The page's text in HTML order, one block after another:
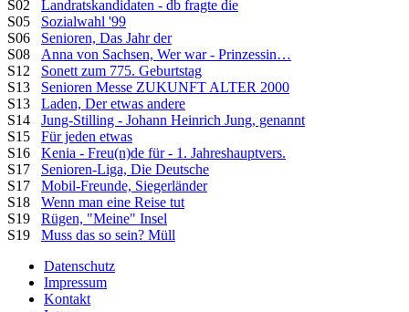
S02 Landratskandidaten - db fragte die
S05 Sozialwahl '99
S06 Senioren, Das Jahr der
S08 Anna von Sachsen, Wer war - Prinzessin…
S12 Sonett zum 775. Geburtstag
S13 Senioren Messe ZUKUNFT ALTER 2000
S13 Laden, Der etwas andere
S14 Jung-Stilling - Johann Heinrich Jung, genannt
S15 Für jeden etwas
S16 Kenia - Freu(n)de für - 1. Jahreshauptvers.
S17 Senioren-Liga, Die Deutsche
S17 Mobil-Freunde, Siegerländer
S18 Wenn man eine Reise tut
S19 Rügen, "Meine" Insel
S19 Muss das so sein? Müll
Datenschutz
Impressum
Kontakt